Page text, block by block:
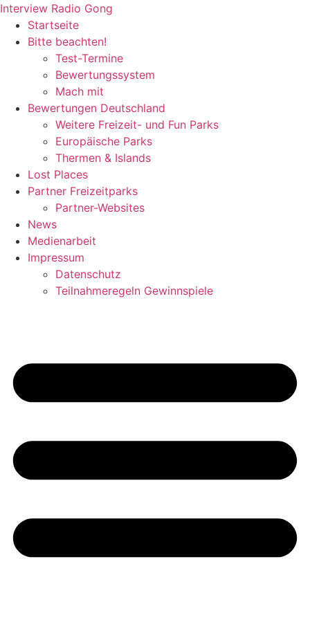
Zum
Inhalt
wechseln
Interview Radio Gong
Startseite
Bitte beachten!
Test-Termine
Bewertungssystem
Mach mit
Bewertungen Deutschland
Weitere Freizeit- und Fun Parks
Europäische Parks
Thermen & Islands
Lost Places
Partner Freizeitparks
Partner-Websites
News
Medienarbeit
Impressum
Datenschutz
Teilnahmeregeln Gewinnspiele